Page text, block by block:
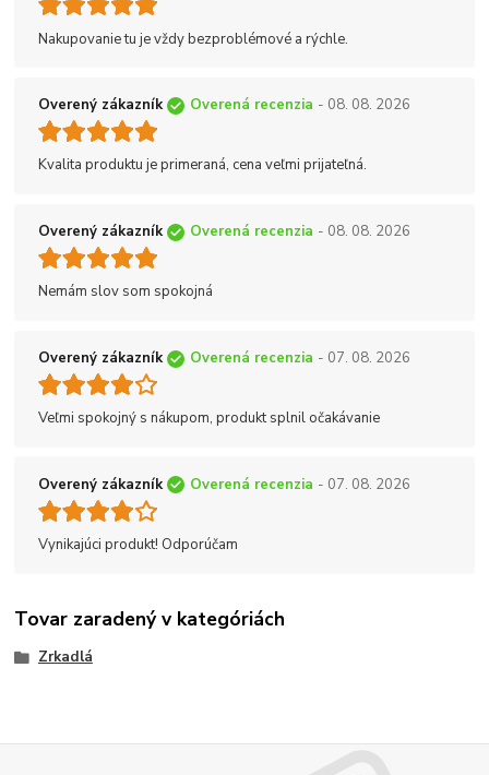
Nakupovanie tu je vždy bezproblémové a rýchle.
Overený zákazník Overená recenzia - 08. 08. 2026
Kvalita produktu je primeraná, cena veľmi prijateľná.
Overený zákazník Overená recenzia - 08. 08. 2026
Nemám slov som spokojná
Overený zákazník Overená recenzia - 07. 08. 2026
Veľmi spokojný s nákupom, produkt splnil očakávanie
Overený zákazník Overená recenzia - 07. 08. 2026
Vynikajúci produkt! Odporúčam
Tovar zaradený v kategóriách
Zrkadlá